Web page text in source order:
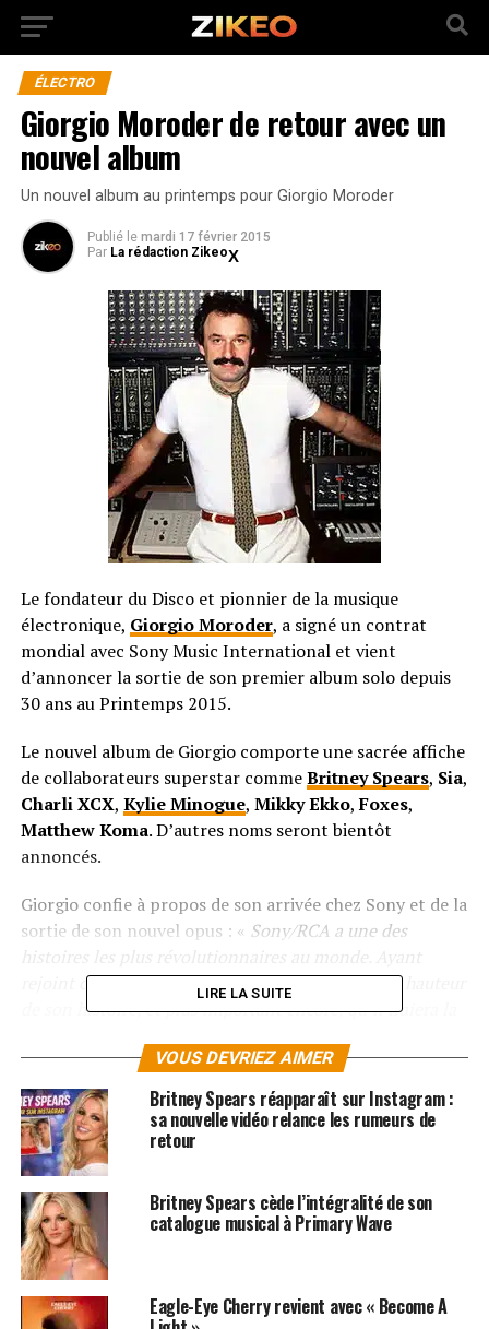
ÉLECTRO
Giorgio Moroder de retour avec un
nouvel album
Un nouvel album au printemps pour Giorgio Moroder
Publié le mardi 17 février 2015
Par La rédaction Zikeo
Le fondateur du Disco et pionnier de la musique
électronique, Giorgio Moroder, a signé un contrat
mondial avec Sony Music International et vient
d’annoncer la sortie de son premier album solo depuis
30 ans au Printemps 2015.
Le nouvel album de Giorgio comporte une sacrée affiche
de collaborateurs superstar commeBritney Spears, Sia,
Charli XCX, Kylie Minogue, Mikky Ekko,Foxes,
Matthew Koma. D’autres noms seront bientôt
annoncés.
Giorgio confie à propos de son arrivée chez Sony et de la
sortie de son nouvel opus : « Sony/RCA a une des
rejoint ce label, j’espère que mon album sera à la hauteur
de son histoire, et plus important encore, qu’il fraiera la
Pour fêter toutes ces bonnes nouvelles,
Moroderpartage aujourd’hui le clip de74 Is the New
24, le premier extrait de son nouvel album, à voir
ici!
SUJETS ASSOCIÉS: BRITNEY SPEARS KYLIE MINOGUE
LIRE LA SUITE
VOUS DEVRIEZ AIMER
Britney Spears réapparaît sur Instagram :
sa nouvelle vidéo relance les rumeurs de
retour
Britney Spears cède l’intégralité de son
catalogue musical à Primary Wave
Eagle-Eye Cherry revient avec « Become A